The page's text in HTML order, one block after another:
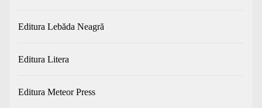
Editura Lebăda Neagră
Editura Litera
Editura Meteor Press